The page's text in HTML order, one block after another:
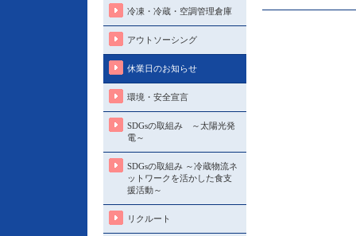
冷凍・冷蔵・空調管理倉庫
アウトソーシング
休業日のお知らせ
環境・安全宣言
SDGsの取組み ～太陽光発
電～
SDGsの取組み ～冷蔵物流ネ
ットワークを活かした食支
援活動～
リクルート